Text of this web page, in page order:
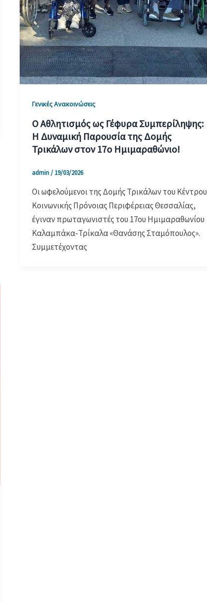
Γενικές Ανακοινώσεις
Ο Αθλητισμός ως Γέφυρα Συμπερίληψης:
Η Δυναμική Παρουσία της Δομής
Τρικάλων στον 17ο Ημιμαραθώνιο!
admin/ 19/03/2026
Οι ωφελούμενοι της Δομής Τρικάλων του Κέντρου
Κοινωνικής Πρόνοιας Περιφέρειας Θεσσαλίας,
έγιναν πρωταγωνιστές του 17ου Ημιμαραθωνίου
Καλαμπάκα-Τρίκαλα «Θανάσης Σταμόπουλος».
Συμμετέχοντας